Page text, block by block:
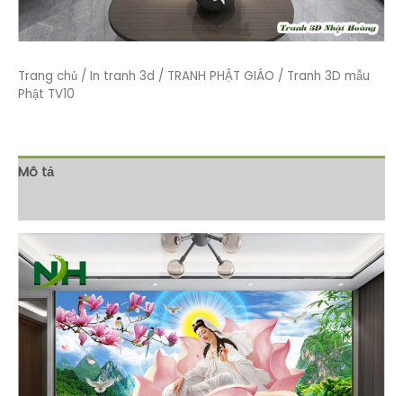
Trang chủ / In tranh 3d / TRANH PHẬT GIÁO / Tranh 3D mẫu
Phật TV10
Mô tả